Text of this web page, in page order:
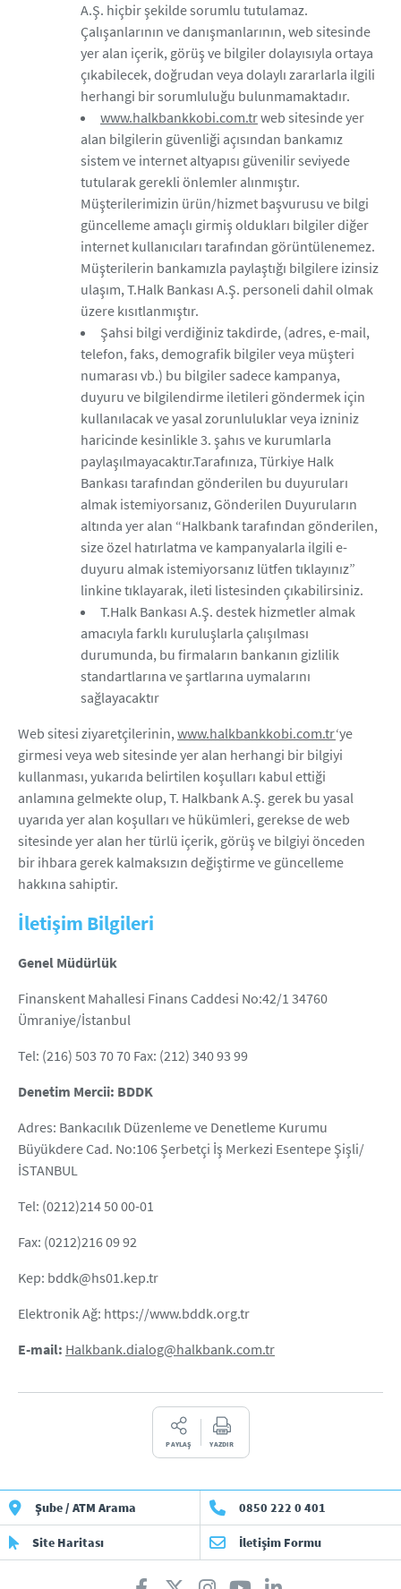
A.Ş. hiçbir şekilde sorumlu tutulamaz.
Çalışanlarının ve danışmanlarının, web sitesinde
yer alan içerik, görüş ve bilgiler dolayısıyla ortaya
çıkabilecek, doğrudan veya dolaylı zararlarla ilgili
herhangi bir sorumluluğu bulunmamaktadır.
www.halkbankkobi.com.trweb sitesinde yer
alan bilgilerin güvenliği açısından bankamız
sistem ve internet altyapısı güvenilir seviyede
tutularak gerekli önlemler alınmıştır.
Müşterilerimizin ürün/hizmet başvurusu ve bilgi
güncelleme amaçlı girmiş oldukları bilgiler diğer
internet kullanıcıları tarafından görüntülenemez.
Müşterilerin bankamızla paylaştığı bilgilere izinsiz
ulaşım, T.Halk Bankası A.Ş. personeli dahil olmak
üzere kısıtlanmıştır.
Şahsi bilgi verdiğiniz takdirde, (adres, e-mail,
telefon, faks, demografik bilgiler veya müşteri
numarası vb.) bu bilgiler sadece kampanya,
duyuru ve bilgilendirme iletileri göndermek için
kullanılacak ve yasal zorunluluklar veya izniniz
haricinde kesinlikle 3. şahıs ve kurumlarla
paylaşılmayacaktır.Tarafınıza, Türkiye Halk
Bankası tarafından gönderilen bu duyuruları
almak istemiyorsanız, Gönderilen Duyuruların
altında yer alan “Halkbank tarafından gönderilen,
size özel hatırlatma ve kampanyalarla ilgili e-
duyuru almak istemiyorsanız lütfen tıklayınız”
linkine tıklayarak, ileti listesinden çıkabilirsiniz.
T.Halk Bankası A.Ş. destek hizmetler almak
amacıyla farklı kuruluşlarla çalışılması
durumunda, bu firmaların bankanın gizlilik
standartlarına ve şartlarına uymalarını
sağlayacaktır
Web sitesi ziyaretçilerinin, www.halkbankkobi.com.tr‘ye
girmesi veya web sitesinde yer alan herhangi bir bilgiyi
kullanması, yukarıda belirtilen koşulları kabul ettiği
anlamına gelmekte olup, T. Halkbank A.Ş. gerek bu yasal
uyarıda yer alan koşulları ve hükümleri, gerekse de web
sitesinde yer alan her türlü içerik, görüş ve bilgiyi önceden
bir ihbara gerek kalmaksızın değiştirme ve güncelleme
hakkına sahiptir.
İletişim Bilgileri
Genel Müdürlük
Finanskent Mahallesi Finans Caddesi No:42/1 34760
Ümraniye/İstanbul
Tel: (216) 503 70 70 Fax: (212) 340 93 99
Denetim Mercii: BDDK
Adres: Bankacılık Düzenleme ve Denetleme Kurumu
Büyükdere Cad. No:106 Şerbetçi İş Merkezi Esentepe Şişli/
İSTANBUL
Tel: (0212)214 50 00-01
Fax: (0212)216 09 92
Kep: bddk@hs01.kep.tr
Elektronik Ağ: https://www.bddk.org.tr
E-mail: Halkbank.dialog@halkbank.com.tr
PAYLAŞ YAZDIR
Şube / ATM Arama 0850 222 0 401
Site Haritası İletişim Formu